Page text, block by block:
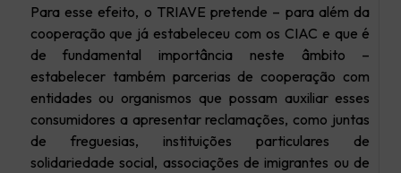
Para esse efeito, o TRIAVE pretende – para além da
cooperação que já estabeleceu com os CIAC e que é
de fundamental importância neste âmbito –
estabelecer também parcerias de cooperação com
entidades ou organismos que possam auxiliar esses
consumidores a apresentar reclamações, como juntas
de freguesias, instituições particulares de
solidariedade social, associações de imigrantes ou de